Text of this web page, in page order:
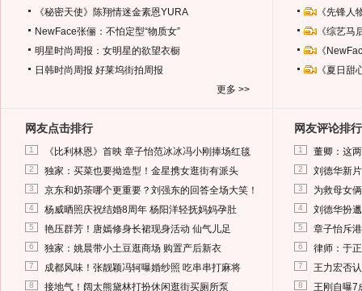
《秘密天使》陈翔情迷金素恩YURA
NewFace张俪：不怕定型“物质女”
明星时尚周报：女明星的欲望衣橱
日韩时尚周报 好莱坞街拍周报
更多 >>
《先锋
《综艺
《
《夏日
网友点击排行
1 《比利林恩》首映 章子怡范冰冰冯小刚捧场红毯
2 独家：买菜也要拗造型！金星携女逛街有派头
3 京东和奶茶哪个更重要？刘强东的回答全场大笑！
4 杨威晒照庆祝结婚8周年 杨阳洋轻抚妈妈孕肚
5 艳压群芳！唐嫣修身长裙现身活动 仙气儿足
6 独家：姚晨带小土豆逛商场 购置产后新衣
7 成都风味！张靓颖冯轲曝婚纱照 吃串串打麻将
8 接地气！阔太熊黛林打扮休闲逛街买厕所泵
网友评论排行
1 董卿：这
2 刘德华新
3 为救母女
4 刘德华扮
5 章子怡斥
6 律师：于
7 王力宏否
8 王刚自曝7